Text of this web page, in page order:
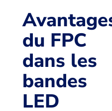
du FPC
dans les
bandes
LED